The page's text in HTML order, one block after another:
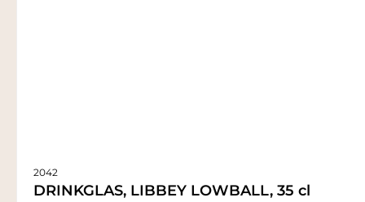
2042
DRINKGLAS, LIBBEY LOWBALL, 35 cl